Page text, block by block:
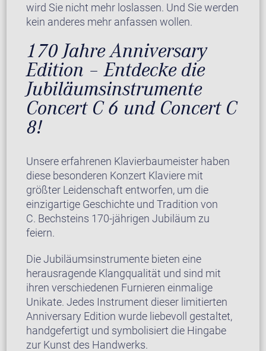
wird Sie nicht mehr loslassen. Und Sie werden
kein anderes mehr anfassen wollen.
170 Jahre Anniversary
Edition – Entdecke die
Jubiläumsinstrumente
Concert C 6 und Concert C
8!
Unsere erfahrenen Klavierbaumeister haben
diese besonderen Konzert Klaviere mit
größter Leidenschaft entworfen, um die
einzigartige Geschichte und Tradition von
C. Bechsteins 170-jährigen Jubiläum zu
feiern.
Die Jubiläumsinstrumente bieten eine
herausragende Klangqualität und sind mit
ihren verschiedenen Furnieren einmalige
Unikate. Jedes Instrument dieser limitierten
Anniversary Edition wurde liebevoll gestaltet,
handgefertigt und symbolisiert die Hingabe
zur Kunst des Handwerks.